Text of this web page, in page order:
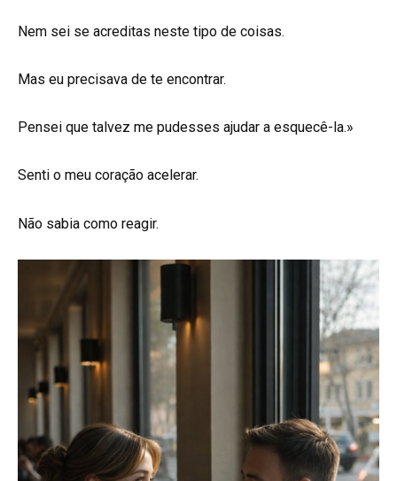
Nem sei se acreditas neste tipo de coisas.
Mas eu precisava de te encontrar.
Pensei que talvez me pudesses ajudar a esquecê-la.»
Senti o meu coração acelerar.
Não sabia como reagir.